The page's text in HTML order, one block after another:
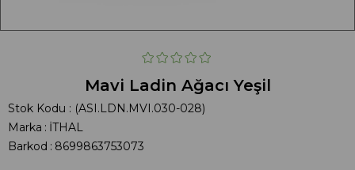
Mavi Ladin Ağacı Yeşil
Stok Kodu
(ASI.LDN.MVI.030-028)
Marka : İTHAL
Barkod : 8699863753073